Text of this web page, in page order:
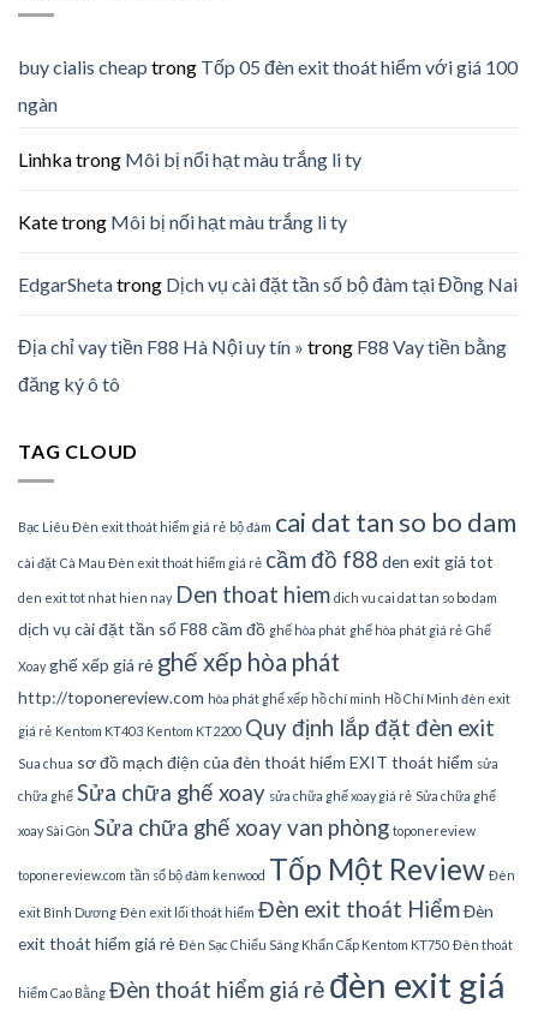
buy cialis cheap trong Tốp 05 đèn exit thoát hiểm với giá 100
ngàn
Linhkatrong Môi bị nổi hạt màu trắng li ty
Katetrong Môi bị nổi hạt màu trắng li ty
EdgarShetatrong Dịch vụ cài đặt tần số bộ đàm tại Đồng Nai
Địa chỉ vay tiền F88 Hà Nội uy tín » trong F88 Vay tiền bằng
đăng ký ô tô
TAG CLOUD
Bạc Liêu Đèn exit thoát hiểm giá rẻ bộ đàm cai dat tan so bo dam
cài đặt Cà Mau Đèn exit thoát hiểm giá rẻ cầm đồ f88 den exit giá tot
den exit tot nhat hien nay Den thoat hiem dich vu cai dat tan so bo dam
dịch vụ cài đặt tần sốF88 cầm đồ ghế hòa phát ghế hòa phát giá rẻ Ghế
Xoay ghế xếp giá rẻ ghế xếp hòa phát
http://toponereview.com hòa phát ghế xếp hồ chí minh Hồ Chí Minh đèn exit
giá rẻ Kentom KT403 Kentom KT2200 Quy định lắp đặt đèn exit
Sua chua sơ đồ mạch điện của đèn thoát hiểm EXIT thoát hiểm sửa
chữa ghế Sửa chữa ghế xoay sửa chữa ghế xoay giá rẻ Sửa chữa ghế
xoay Sài Gòn Sửa chữa ghế xoay van phòng toponereview
toponereview.com tần số bộ đàm kenwood Tốp Một Review Đèn
exit Bình Dương Đèn exit lối thoát hiểm Đèn exit thoát HiểmĐèn
exit thoát hiểm giá rẻ Đèn Sạc Chiếu Sáng Khẩn Cấp Kentom KT750 Đèn thoát
hiểm Cao Bằng Đèn thoát hiểm giá rẻ đèn exit giá